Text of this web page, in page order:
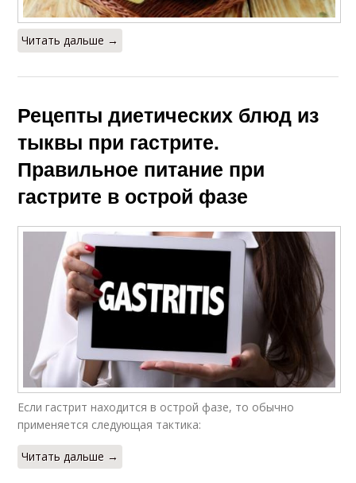
Читать дальше →
Рецепты диетических блюд из
тыквы при гастрите.
Правильное питание при
гастрите в острой фазе
Если гастрит находится в острой фазе, то обычно
применяется следующая тактика:
Читать дальше →